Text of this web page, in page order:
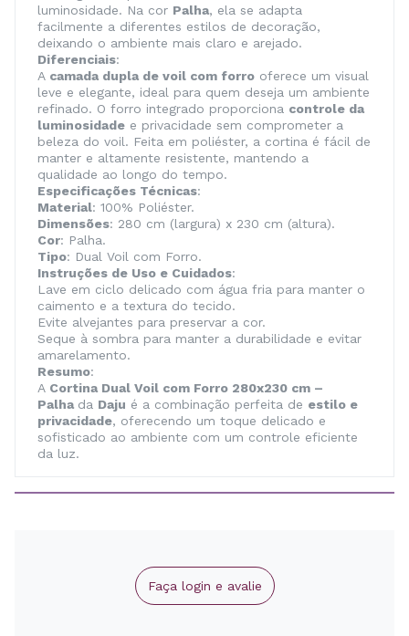
luminosidade. Na cor Palha, ela se adapta
facilmente a diferentes estilos de decoração,
deixando o ambiente mais claro e arejado.
Diferenciais:
A camada dupla de voil com forro oferece um visual
leve e elegante, ideal para quem deseja um ambiente
refinado. O forro integrado proporciona controle da
luminosidade e privacidade sem comprometer a
beleza do voil. Feita em poliéster, a cortina é fácil de
manter e altamente resistente, mantendo a
qualidade ao longo do tempo.
Especificações Técnicas:
Material: 100% Poliéster.
Dimensões: 280 cm (largura) x 230 cm (altura).
Cor: Palha.
Tipo: Dual Voil com Forro.
Instruções de Uso e Cuidados:
Lave em ciclo delicado com água fria para manter o
caimento e a textura do tecido.
Evite alvejantes para preservar a cor.
Seque à sombra para manter a durabilidade e evitar
amarelamento.
Resumo:
A Cortina Dual Voil com Forro 280x230 cm –
Palha da Daju é a combinação perfeita de estilo e
privacidade, oferecendo um toque delicado e
sofisticado ao ambiente com um controle eficiente
da luz.
Faça login e avalie